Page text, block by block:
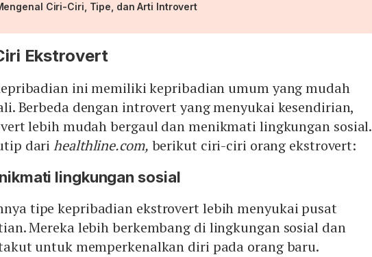
Ciri-Ciri, Tipe, dan Arti Introvert
Ekstrovert
ini memiliki kepribadian umum yang mudah
Berbeda dengan introvert yang menyukai kesendirian,
lebih mudah bergaul dan menikmati lingkungan sosial.
darihealthline.com, berikut ciri-ciri orang ekstrovert:
lingkungan sosial
tipe kepribadian ekstrovert lebih menyukai pusat
Mereka lebih berkembang di lingkungan sosial dan
untuk memperkenalkan diri pada orang baru.